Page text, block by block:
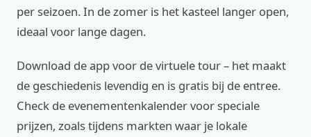
per seizoen. In de zomer is het kasteel langer open,
ideaal voor lange dagen.
Download de app voor de virtuele tour – het maakt
de geschiedenis levendig en is gratis bij de entree.
Check de evenementenkalender voor speciale
prijzen, zoals tijdens markten waar je lokale